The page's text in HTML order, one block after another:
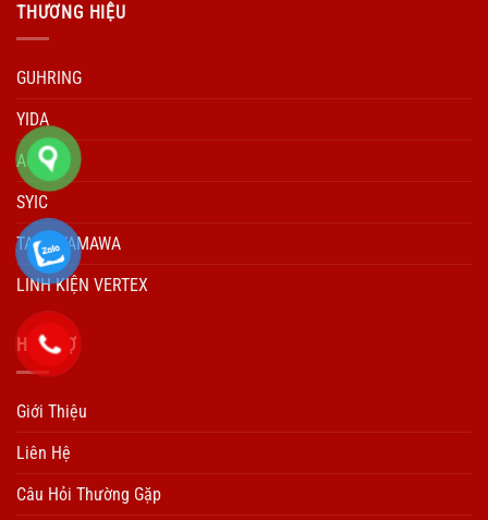
THƯƠNG HIỆU
GUHRING
YIDA
ACCUD
SYIC
TARO YAMAWA
LINH KIỆN VERTEX
HÕ TRỢ
Giới Thiệu
Liên Hệ
Câu Hỏi Thường Gặp